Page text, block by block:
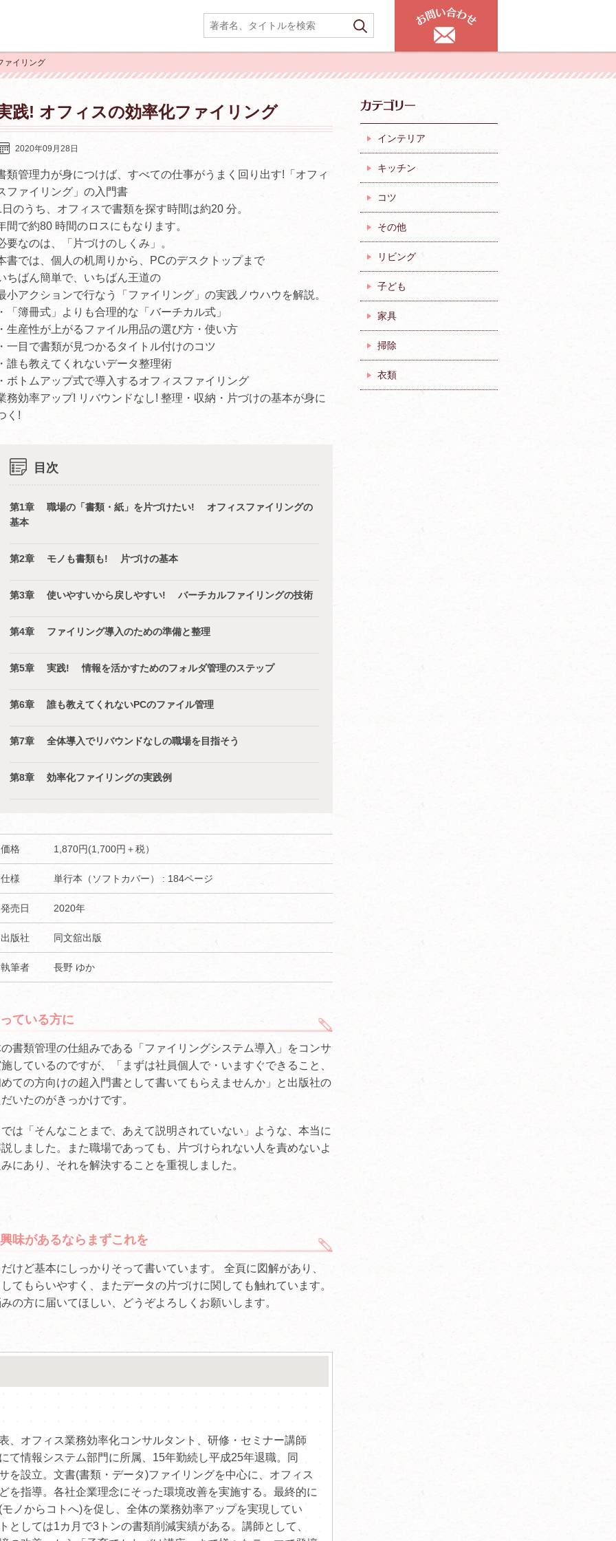
ァイリング
践! オフィスの効率化ファイリング
2020年09月28日
類管理力が身につけば、すべての仕事がうまく回り出す!「オフィ
ファイリング」の入門書
日のうち、オフィスで書類を探す時間は約20 分。
間で約80 時間のロスにもなります。
要なのは、「片づけのしくみ」。
書では、個人の机周りから、PCのデスクトップまで
ちばん簡単で、いちばん王道の
小アクションで行なう「ファイリング」の実践ノウハウを解説。
「簿冊式」よりも合理的な「バーチカル式」
生産性が上がるファイル用品の選び方・使い方
一目で書類が見つかるタイトル付けのコツ
誰も教えてくれないデータ整理術
ボトムアップ式で導入するオフィスファイリング
務効率アップ! リバウンドなし! 整理・収納・片づけの基本が身に
く!
目次
第1章 職場の「書類・紙」を片づけたい! オフィスファイリングの
基本
第2章 モノも書類も! 片づけの基本
第3章 使いやすいから戻しやすい! バーチカルファイリングの技術
第4章 ファイリング導入のための準備と整理
第5章 実践! 情報を活かすためのフォルダ管理のステップ
第6章 誰も教えてくれないPCのファイル管理
第7章 全体導入でリバウンドなしの職場を目指そう
第8章 効率化ファイリングの実践例
価格 1,870円(1,700円＋税）
仕様 単行本（ソフトカバー） : 184ページ
発売日 2020年
出版社 同文舘出版
執筆者 長野 ゆか
ている方に
書類管理の仕組みである「ファイリングシステム導入」をコンサ
しているのですが、「まずは社員個人で・いますぐできること、
ての方向けの超入門書として書いてもらえませんか」と出版社の
いたのがきっかけです。
は「そんなことまで、あえて説明されていない」ような、本当に
しました。また職場であっても、片づけられない人を責めないよ
にあり、それを解決することを重視しました。
味があるならまずこれを
けど基本にしっかりそって書いています。 全頁に図解があり、
てもらいやすく、またデータの片づけに関しても触れています。
の方に届いてほしい、どうぞよろしくお願いします。
、オフィス業務効率化コンサルタント、研修・セミナー講師
て情報システム部門に所属、15年勤続し平成25年退職。同
を設立。文書(書類・データ)ファイリングを中心に、オフィス
を指導。各社企業理念にそった環境改善を実施する。最終的に
ノからコトへ)を促し、全体の業務効率アップを実現してい
としては1カ月で3トンの書類削減実績がある。講師として、
インテリア
キッチン
コツ
その他
リビング
子ども
家具
掃除
衣類